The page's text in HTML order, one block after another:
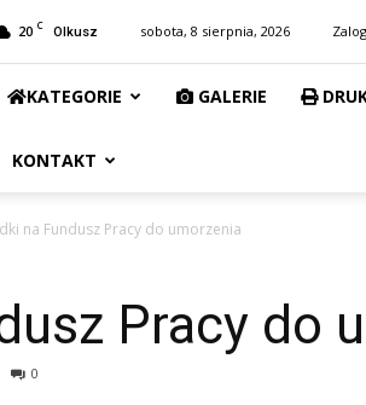
20 C Olkusz sobota, 8 sierpnia, 2026
KATEGORIE GALERIE
KONTAKT
na Fundusz Pracy do umorzenia
Pracy do
0